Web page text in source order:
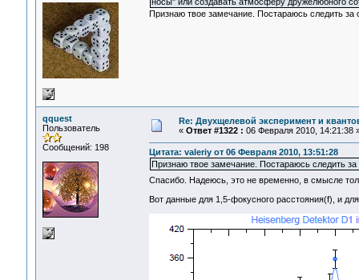
Признаю твое замечание. Постараюсь следить
qquest
Пользователь
Сообщений: 198
Re: Двухщелевой эксперимент и
« Ответ #1322 : 06 Февраля 2010, 14:21:38
Цитата: valeriy от 06 Февраля 2010, 13:51:28
Признаю твое замечание. Постараюсь следить
Спасибо. Надеюсь, это не временно, в смысле
Вот данные для 1,5-фокусного расстояния(f), и